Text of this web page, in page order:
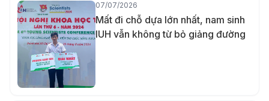
07/07/2026
Mất đi chỗ dựa lớn nhất, nam sinh
IUH vẫn không từ bỏ giảng đường